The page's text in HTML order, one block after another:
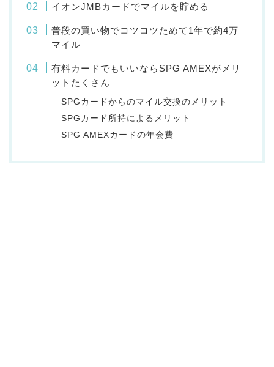
イオンJMBカードでマイルを貯める
普段の買い物でコツコツためて1年で約4万
マイル
有料カードでもいいならSPG AMEXがメリ
ットたくさん
SPGカードからのマイル交換のメリット
SPGカード所持によるメリット
SPG AMEXカードの年会費